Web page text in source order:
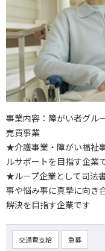
事業内容：障がい者グル
売買事業
★介護事業・障がい福祉
ルサポートを目指す企業
★ループ企業として司法
事や悩み事に真摯に向き
解決を目指す企業です
交通費支給 急募